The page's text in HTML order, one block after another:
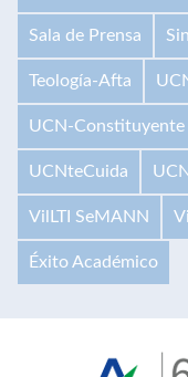
Sala de Prensa
Teología-Afta
UCN-Constituyente
UCNteCuida
VilLTI SeMANN
Éxito Académico